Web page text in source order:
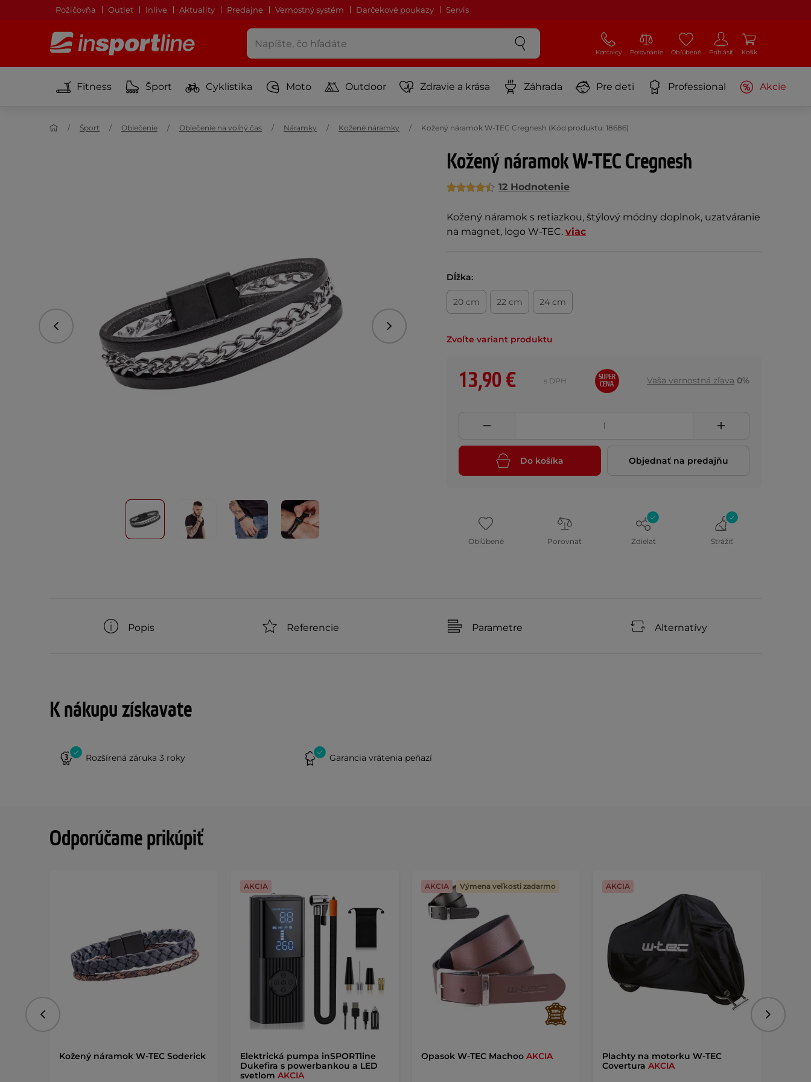
Požičovňa Outlet Inlive Aktuality Predajne Vernostný systém Darčekové poukazy Servis
Kontakty Porovnanie Obľúbené Prihlásiť Košík
Fitness Šport Cyklistika Moto Outdoor Zdravie a krása Záhrada Pre deti Professional Akcie
Šport Oblečenie Oblečenie na voľný čas Náramky Kožené náramky Kožený náramok W-TEC Cregnesh (Kód produktu: 18686)
Kožený náramok W-TEC Cregnesh
12 Hodnotenie
Kožený náramok s retiazkou, štýlový módny doplnok, uzatváranie
na magnet, logo W-TEC. viac
Predchádzajúce Nasledujúce
Dĺžka:
20 cm 22 cm 24 cm
Zvoľte variant produktu
13,90 € s DPH
SUPER
CENA
Vaša vernostná zľava 0%
Do košíka Objednať na predajňu
Obľúbené Porovnať Zdielať Strážiť
Popis Referencie Parametre Alternatívy
K nákupu získavate
Rozšírená záruka 3 roky Garancia vrátenia peňazí
Odporúčame prikúpiť
Kožený náramok W-TEC Soderick
Elektrická pumpa inSPORTline
Dukefira s powerbankou a LED
svetlom AKCIA
AKCIA
Opasok W-TEC Machoo AKCIA
AKCIA Výmena veľkosti zadarmo
Plachty na motorku W-TEC
Covertura AKCIA
AKCIA
Predchádzajúce